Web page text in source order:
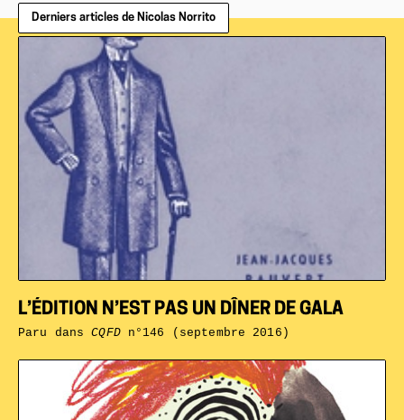
Derniers articles de Nicolas Norrito
L’ÉDITION N’EST PAS UN DÎNER DE GALA
Paru dansCQFDn°146 (septembre 2016)